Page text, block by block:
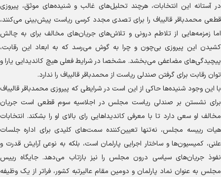
در آستانه این انتخابات، هرچند تحلیل‌های غالب و شنیده‌های موثق، پیروزی
قطعی محمدباقر قالیباف را برای تصدی مجدد کرسی ریاست پیش‌بینی می‌کنند،
اما زمزمه‌هایی از تلاطم درونی و تلاش‌های جریان‌های مخالف برای به چالش
کشیدن این پیروزی بی‌چون و چرا به گوش می‌رسد که به ابعاد این رقابت،
پیچیدگی‌های مضاعفی می‌بخشد. مشخصا در شرایط فعلی هیچ کاندیدایی یارا و
توان رقابت برای گرفتن صندلی ریاست از محمدباقر قالیباف را ندارد.
با این وجود شنیده‌ها حاکی از این است در شرایطی که پیروزی محمدباقر قالیباف
برای نشستن بر صندلی ریاست مجلس در اجلاسیه سوم قطعی است جریان
مخالف او سعی دارد تا با معرفی کاندیدا‌هایی رای بالای او را بشکند. انتخابات
هیات رییسه مجلس، نه‌تنها تعیین‌کننده سمت‌های کلیدی برای اداره جلسات
علنی، کمیسیون‌ها و ساختار اجرایی پارلمان است، بلکه به نوعی آرایش قدرت و
نفوذ جریان‌های سیاسی درون مجلس را نیز بازتاب می‌دهد. جایگاه رییس
مجلس به عنوان نماد پارلمان و دومین مقام عالیرتبه کشور، فراتر از یک وظیفه